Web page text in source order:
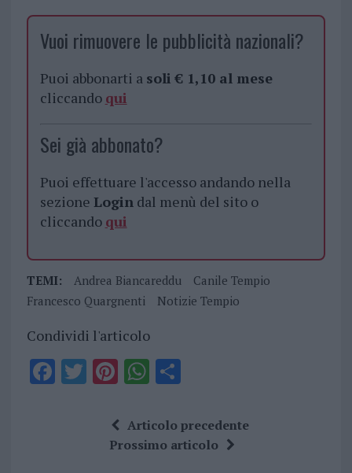
Vuoi rimuovere le pubblicità nazionali?
Puoi abbonarti a soli € 1,10 al mese
cliccando qui
Sei già abbonato?
Puoi effettuare l'accesso andando nella
sezione Logindal menù del sito o
cliccando qui
TEMI: Andrea Biancareddu
Canile Tempio
Francesco Quargnenti
Notizie Tempio
Condividi l'articolo
F T Pi
te
re
W
at
s
S
a
re
Articolo precedente
Prossimo articolo